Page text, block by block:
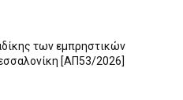
των εμπρηστικών
[ΑΠ53/2026]